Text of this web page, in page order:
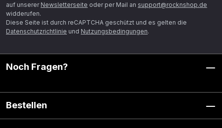
auf unserer Newsletterseite oder per Mail an support@rocknshop.de
widderufen.
Diese Seite ist durch reCAPTCHA geschützt und es gelten die
Datenschutzrichtlinie und Nutzungsbedingungen.
Noch Fragen?
Bestellen